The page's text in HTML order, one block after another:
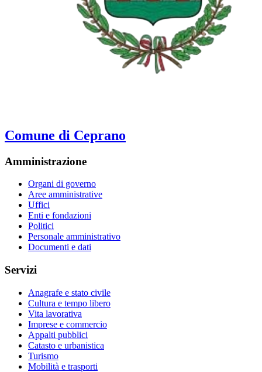
Comune di Ceprano
Amministrazione
Organi di governo
Aree amministrative
Uffici
Enti e fondazioni
Politici
Personale amministrativo
Documenti e dati
Servizi
Anagrafe e stato civile
Cultura e tempo libero
Vita lavorativa
Imprese e commercio
Appalti pubblici
Catasto e urbanistica
Turismo
Mobilità e trasporti